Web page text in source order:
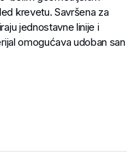
krevetu. Savršena za
jednostavne linije i
omogućava udoban san